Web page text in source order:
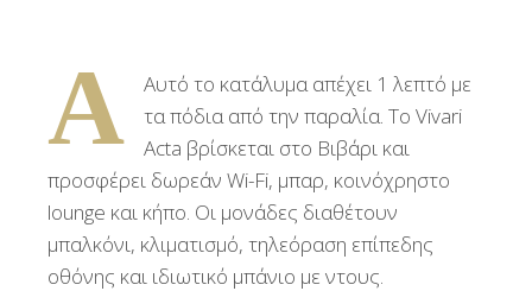
Α
Αυτό το κατάλυμα απέχει 1 λεπτό με
τα πόδια από την παραλία. Το Vivari
Acta βρίσκεται στο Βιβάρι και
προσφέρει δωρεάν Wi-Fi, μπαρ, κοινόχρηστο
lounge και κήπο. Οι μονάδες διαθέτουν
μπαλκόνι, κλιματισμό, τηλεόραση επίπεδης
οθόνης και ιδιωτικό μπάνιο με ντους.